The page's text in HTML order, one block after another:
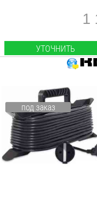
1
УТОЧНИТЬ
под заказ